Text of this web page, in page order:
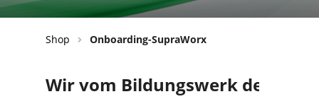
Shop Onboarding-SupraWorx